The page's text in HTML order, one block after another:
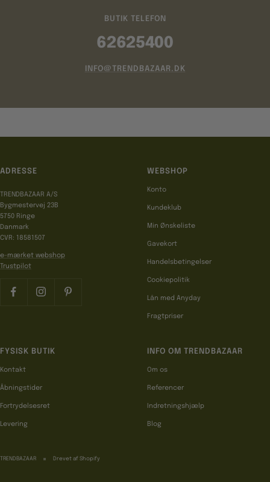
BUTIK TELEFON
62625400
INFO@TRENDBAZAAR.DK
ADRESSE
TRENDBAZAAR A/S
Bygmestervej 23B
5750 Ringe
Danmark
CVR: 18581507
e-mærket webshop
Trustpilot
WEBSHOP
Konto
Kundeklub
Min Ønskeliste
Gavekort
Handelsbetingelser
Cookiepolitik
Lån med Anyday
Fragtpriser
FYSISK BUTIK
Kontakt
Åbningstider
Fortrydelsesret
Levering
INFO OM TRENDBAZAAR
Om os
Referencer
Indretningshjælp
Blog
TRENDBAZAAR Drevet af Shopify